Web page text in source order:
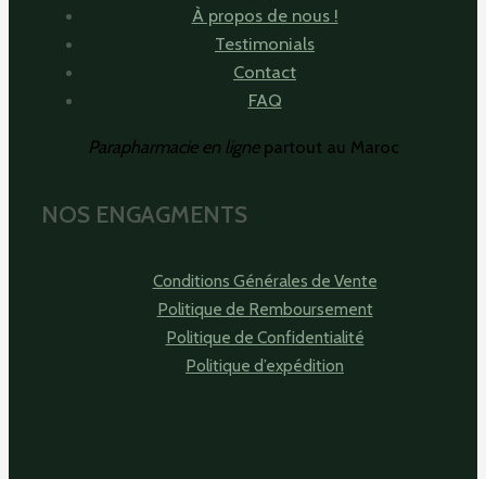
À propos de nous !
Testimonials
Contact
FAQ
Parapharmacie en lignepartout au Maroc
NOS ENGAGMENTS
Conditions Générales de Vente
Politique de Remboursement
Politique de Confidentialité
Politique d’expédition